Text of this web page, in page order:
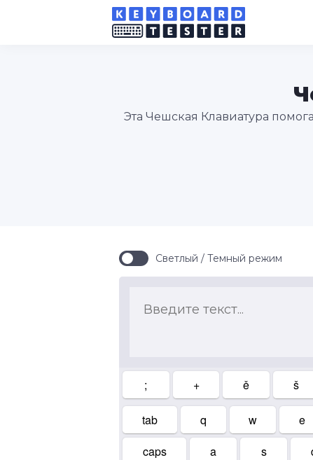
Эта Чешская Клавиатура
Светлый / Темный режим
; + ě š
tab q w e
caps
a s